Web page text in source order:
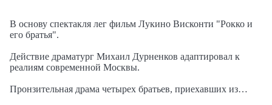
В основу спектакля лег фильм Лукино Висконти "Рокко и
его братья".
Действие драматург Михаил Дурненков адаптировал к
реалиям современной Москвы.
Пронзительная драма четырех братьев, приехавших из